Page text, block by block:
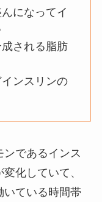
になってイ
される脂肪
ンスリンの
であるインス
化していて、
いている時間帯